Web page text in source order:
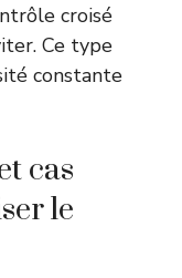
croisé
Ce type
constante
cas
le